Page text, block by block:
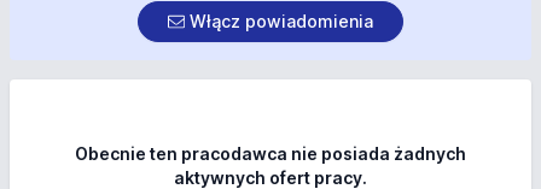
Włącz powiadomienia
Obecnie ten pracodawca nie posiada żadnych
aktywnych ofert pracy.